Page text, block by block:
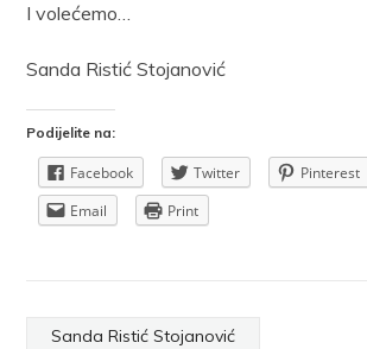
I volećemo…
Sanda Ristić Stojanović
Podijelite na:
Facebook Twitter Pinterest
Email
Print
Sanda Ristić Stojanović